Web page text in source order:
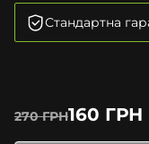
Стандартна
270 ГРН160 ГРН